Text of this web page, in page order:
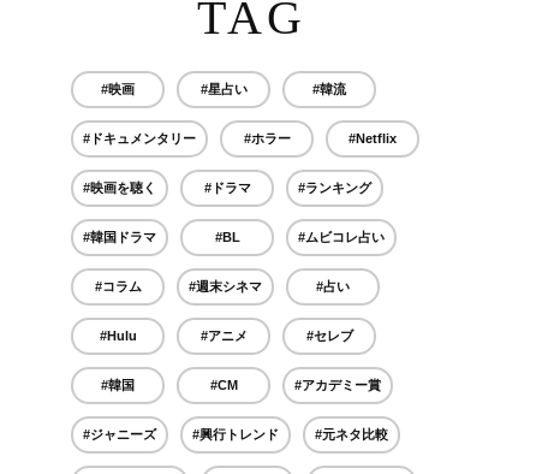
TAG
#映画 #星占い #韓流
#ドキュメンタリー #ホラー #Netflix
#映画を聴く #ドラマ #ランキング
#韓国ドラマ #BL #ムビコレ占い
#コラム #週末シネマ #占い
#Hulu #アニメ #セレブ
#韓国 #CM #アカデミー賞
#ジャニーズ #興行トレンド #元ネタ比較